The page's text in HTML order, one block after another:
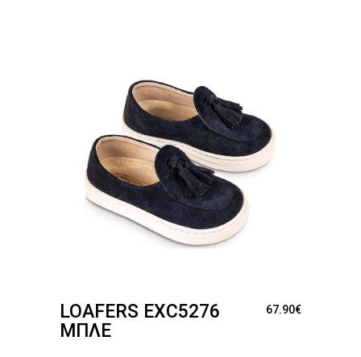
LOAFERS EXC5276
ΜΠΛΕ
67.90€